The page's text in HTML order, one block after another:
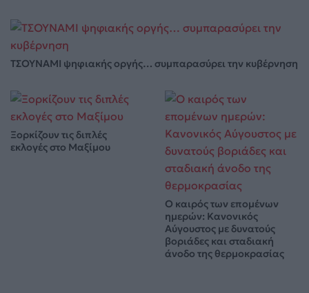
ΤΣΟΥΝΑΜΙ ψηφιακής οργής… συμπαρασύρει την κυβέρνηση
Ξορκίζουν τις διπλές
εκλογές στο Μαξίμου
Ο καιρός των επομένων
ημερών: Κανονικός
Αύγουστος με δυνατούς
βοριάδες και σταδιακή
άνοδο της θερμοκρασίας